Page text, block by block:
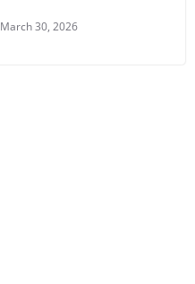
March 30, 2026